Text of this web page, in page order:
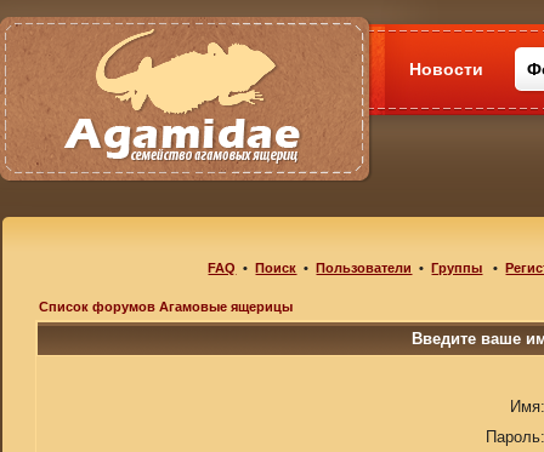
Новости
FAQ •Поиск •Пользователи •Группы •
Список форумов Агамовые ящерицы
Введите ваше
Имя:
Пароль: